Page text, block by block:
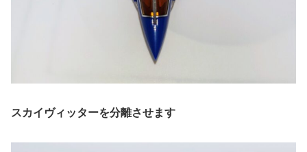
スカイヴィッターを分離させます